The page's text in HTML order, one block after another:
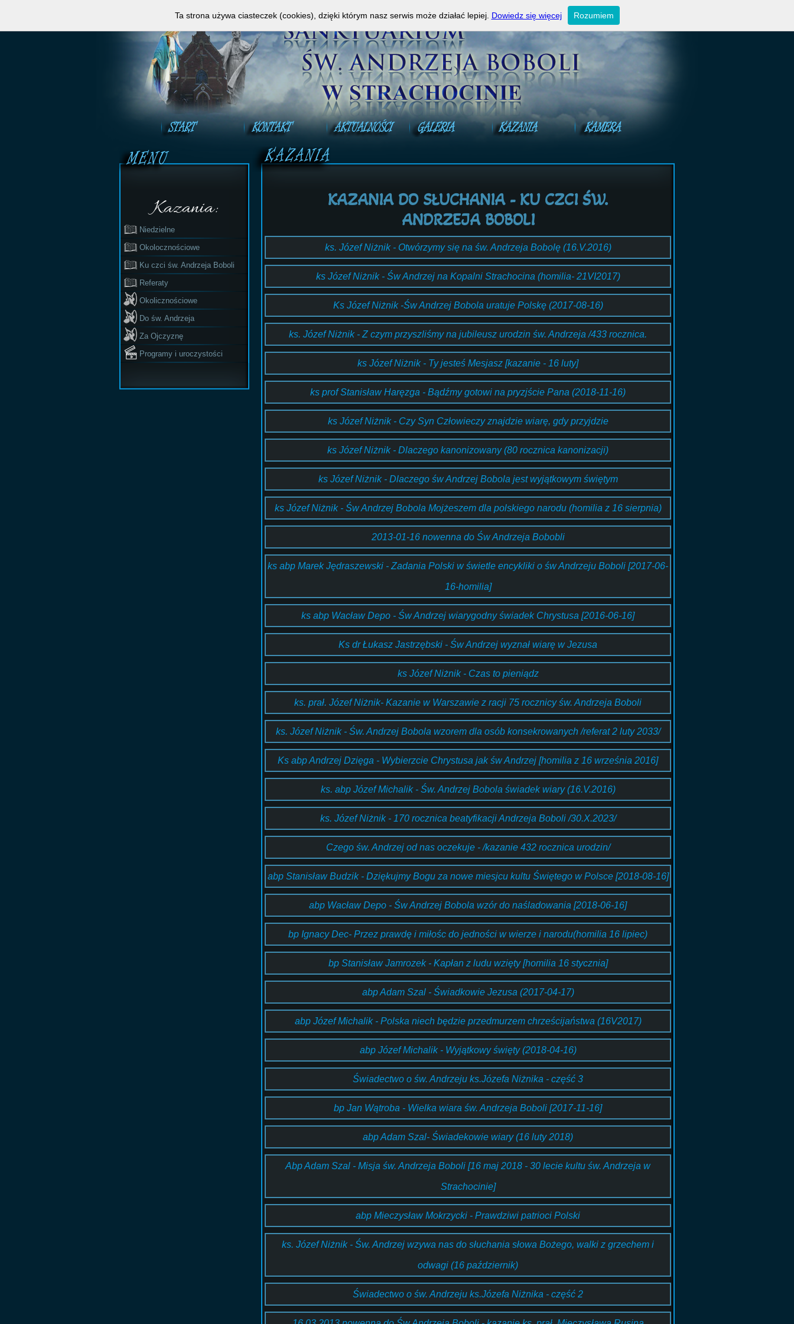
Ogłoszenia niedzielne
Kazania:
Niedzielne
Okolocznościowe
Ku czci św. Andrzeja Boboli
Referaty
Okolicznościowe
Do św. Andrzeja
Za Ojczyznę
Programy i uroczystości
KAZANIA DO SŁUCHANIA - KU CZCI ŚW.
ANDRZEJA BOBOLI
ks. Józef Niżnik - Otwórzymy się na św. Andrzeja Bobolę (16.V.2016)
ks Józef Niżnik - Św Andrzej na Kopalni Strachocina (homilia- 21VI2017)
Ks Józef Niżnik -Św Andrzej Bobola uratuje Polskę (2017-08-16)
ks. Józef Niżnik - Z czym przyszliśmy na jubileusz urodzin św. Andrzeja /433 rocznica.
ks Józef Niżnik - Ty jesteś Mesjasz [kazanie - 16 luty]
ks prof Stanisław Haręzga - Bądźmy gotowi na pryzjście Pana (2018-11-16)
ks Józef Niżnik - Czy Syn Człowieczy znajdzie wiarę, gdy przyjdzie
ks Józef Niżnik - Dlaczego kanonizowany (80 rocznica kanonizacji)
ks Józef Niżnik - Dlaczego św Andrzej Bobola jest wyjątkowym świętym
ks Józef Niżnik - Św Andrzej Bobola Mojżeszem dla polskiego narodu (homilia z 16 sierpnia)
2013-01-16 nowenna do Św Andrzeja Bobobli
ks abp Marek Jędraszewski - Zadania Polski w świetle encykliki o św Andrzeju Boboli [2017-06-
16-homilia]
ks abp Wacław Depo - Św Andrzej wiarygodny świadek Chrystusa [2016-06-16]
Ks dr Łukasz Jastrzębski - Św Andrzej wyznał wiarę w Jezusa
ks Józef Niżnik - Czas to pieniądz
ks. prał. Józef Niżnik- Kazanie w Warszawie z racji 75 rocznicy św. Andrzeja Boboli
ks. Józef Niżnik - Św. Andrzej Bobola wzorem dla osób konsekrowanych /referat 2 luty 2033/
Ks abp Andrzej Dzięga - Wybierzcie Chrystusa jak św Andrzej [homilia z 16 września 2016]
ks. abp Józef Michalik - Św. Andrzej Bobola świadek wiary (16.V.2016)
ks. Józef Niżnik - 170 rocznica beatyfikacji Andrzeja Boboli /30.X.2023/
Czego św. Andrzej od nas oczekuje - /kazanie 432 rocznica urodzin/
abp Stanisław Budzik - Dziękujmy Bogu za nowe miesjcu kultu Świętego w Polsce [2018-08-16]
abp Wacław Depo - Św Andrzej Bobola wzór do naśladowania [2018-06-16]
bp Ignacy Dec- Przez prawdę i miłośc do jedności w wierze i narodu(homilia 16 lipiec)
bp Stanisław Jamrozek - Kapłan z ludu wzięty [homilia 16 stycznia]
abp Adam Szal - Świadkowie Jezusa (2017-04-17)
abp Józef Michalik - Polska niech będzie przedmurzem chrześcijaństwa (16V2017)
abp Józef Michalik - Wyjątkowy święty (2018-04-16)
Świadectwo o św. Andrzeju ks.Józefa Niżnika - część 3
bp Jan Wątroba - Wielka wiara św. Andrzeja Boboli [2017-11-16]
abp Adam Szal- Świadekowie wiary (16 luty 2018)
Abp Adam Szal - Misja św. Andrzeja Boboli [16 maj 2018 - 30 lecie kultu św. Andrzeja w
Strachocinie]
abp Mieczysław Mokrzycki - Prawdziwi patrioci Polski
ks. Józef Niżnik - Św. Andrzej wzywa nas do słuchania słowa Bożego, walki z grzechem i
odwagi (16 październik)
Świadectwo o św. Andrzeju ks.Józefa Niżnika - część 2
Ta strona używa ciasteczek (cookies), dzięki którym nasz serwis może działać lepiej. Dowiedz się więcej Rozumiem